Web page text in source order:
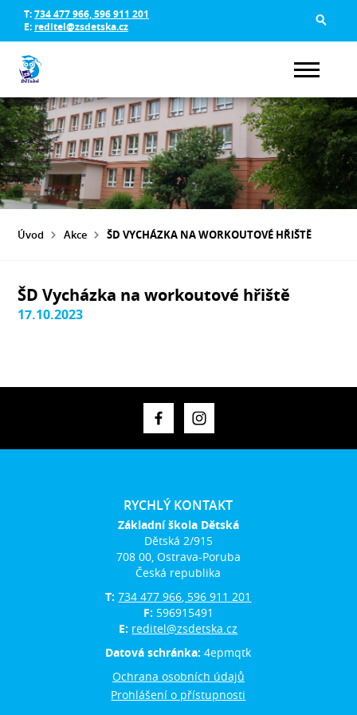
T:734 477 966, 596 911 201
E: reditel@zsdetska.cz
Úvod Akce ŠD VYCHÁZKA NA WORKOUTOVÉ HŘIŠTĚ
ŠD Vycházka na workoutové hřiště
17.10.2023
RYCHLÝ KONTAKT
Základní škola Dětská
Dětská 2/915
708 00, Ostrava-Poruba
Česká republika
T:734 477 966, 596 911 201
F: 596915491
E: reditel@zsdetska.cz
Datová schránka:4epmqtk
Ochrana osobních údajů
Prohlášení o přístupnosti